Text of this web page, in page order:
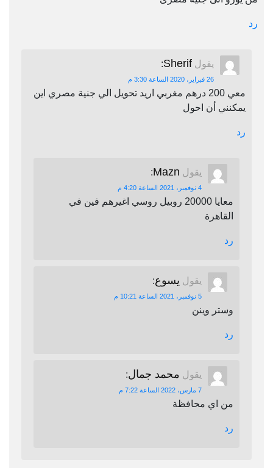
رد
يقول Sherif
:
26 فبراير، 2020 الساعة 3:30 م
معي 200 درهم مغربي اريد تحويل الي جنية مصري اين
يمكنني أن احول
رد
يقول Mazn
:
4 نوفمبر، 2021 الساعة 4:20 م
معايا 20000 روبيل روسي اغيرهم فين في
القاهرة
رد
يقول يسوع:
5 نوفمبر، 2021 الساعة 10:21 م
وستر وينن
رد
يقول محمد جمال:
7 مارس، 2022 الساعة 7:22 م
من اي محافظة
رد